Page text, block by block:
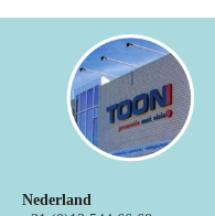
Nederland